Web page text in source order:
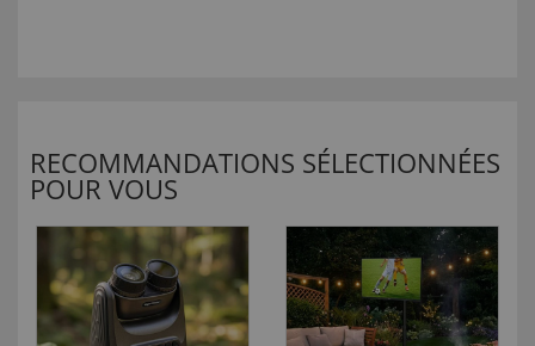
RECOMMANDATIONS SÉLECTIONNÉES
POUR VOUS